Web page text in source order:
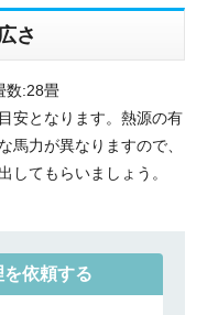
さ
:28畳
安となります。熱源の有
馬力が異なりますので、
してもらいましょう。
依頼する